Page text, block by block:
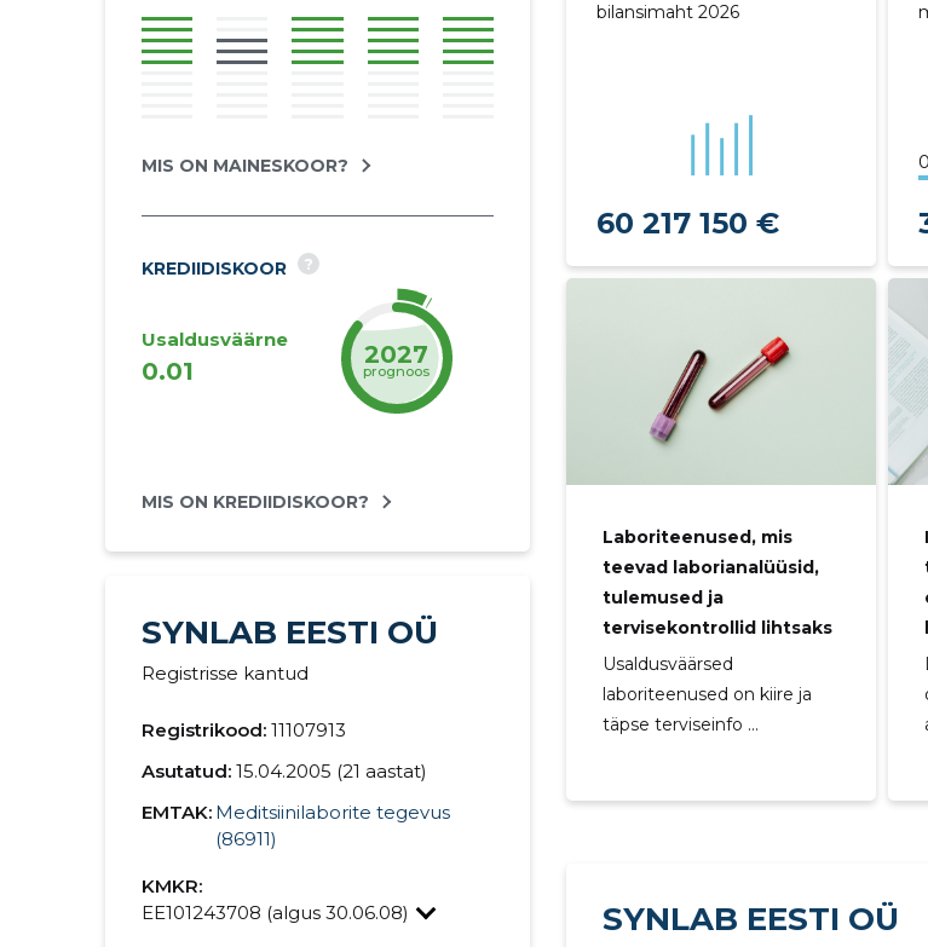
MIS ON MAINESKOOR?
KREDIIDISKOOR ?
Usaldusväärne
0.01
2027
prognoos
MIS ON KREDIIDISKOOR?
SYNLAB EESTI OÜ
Registrisse kantud
Registrikood: 11107913
Asutatud: 15.04.2005 (21 aastat)
EMTAK: Meditsiinilaborite tegevus
(86911)
KMKR:
EE101243708 (algus 30.06.08)
bilansimaht 2026
60 217 150 €
Laboriteenused, mis
teevad laborianalüüsid,
tulemused ja
tervisekontrollid lihtsaks
Usaldusväärsed
laboriteenused on kiire ja
täpse terviseinfo ...
SYNLAB EESTI OÜ